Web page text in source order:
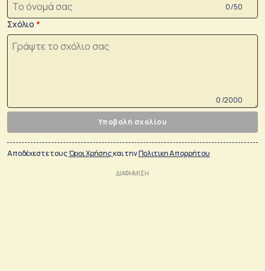
0 /50
Σχόλιο
0 /2000
Υποβολή σχολίου
Αποδέχεστε τουςΌροι Χρήσηςκαι τηνΠολιτικη Απορρήτου